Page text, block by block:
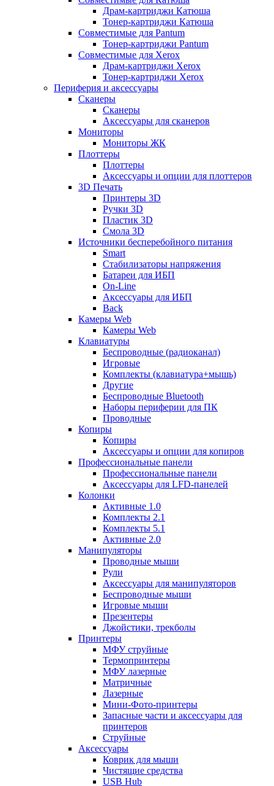
Драм-картриджи Катюша
Тонер-картриджи Катюша
Совместимые для Pantum
Тонер-картриджи Pantum
Совместимые для Xerox
Драм-картриджи Xerox
Тонер-картриджи Xerox
Периферия и аксессуары
Сканеры
Сканеры
Аксессуары для сканеров
Мониторы
Мониторы ЖК
Плоттеры
Плоттеры
Аксессуары и опции для плоттеров
3D Печать
Принтеры 3D
Ручки 3D
Пластик 3D
Смола 3D
Источники бесперебойного питания
Smart
Стабилизаторы напряжения
Батареи для ИБП
On-Line
Аксессуары для ИБП
Back
Камеры Web
Камеры Web
Клавиатуры
Беспроводные (радиоканал)
Игровые
Комплекты (клавиатура+мышь)
Другие
Беспроводные Bluetooth
Наборы периферии для ПК
Проводные
Копиры
Копиры
Аксессуары и опции для копиров
Профессиональные панели
Профессиональные панели
Аксессуары для LFD-панелей
Колонки
Активные 1.0
Комплекты 2.1
Комплекты 5.1
Активные 2.0
Манипуляторы
Проводные мыши
Рули
Аксессуары для манипуляторов
Беспроводные мыши
Игровые мыши
Презентеры
Джойстики, трекболы
Принтеры
МФУ струйные
Термопринтеры
МФУ лазерные
Матричные
Лазерные
Мини-Фото-принтеры
Запасные части и аксессуары для
принтеров
Струйные
Аксессуары
Коврик для мыши
Чистящие средства
USB Hub